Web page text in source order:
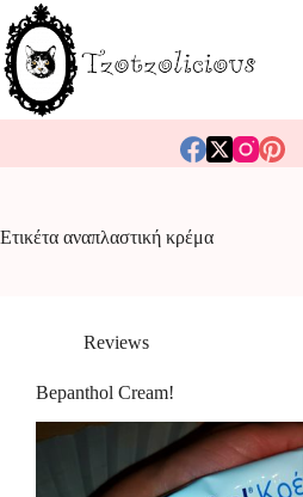
Μετάβαση
στο
περιεχόμενο
Ετικέτα αναπλαστική κρέμα
Reviews
Bepanthol Cream!